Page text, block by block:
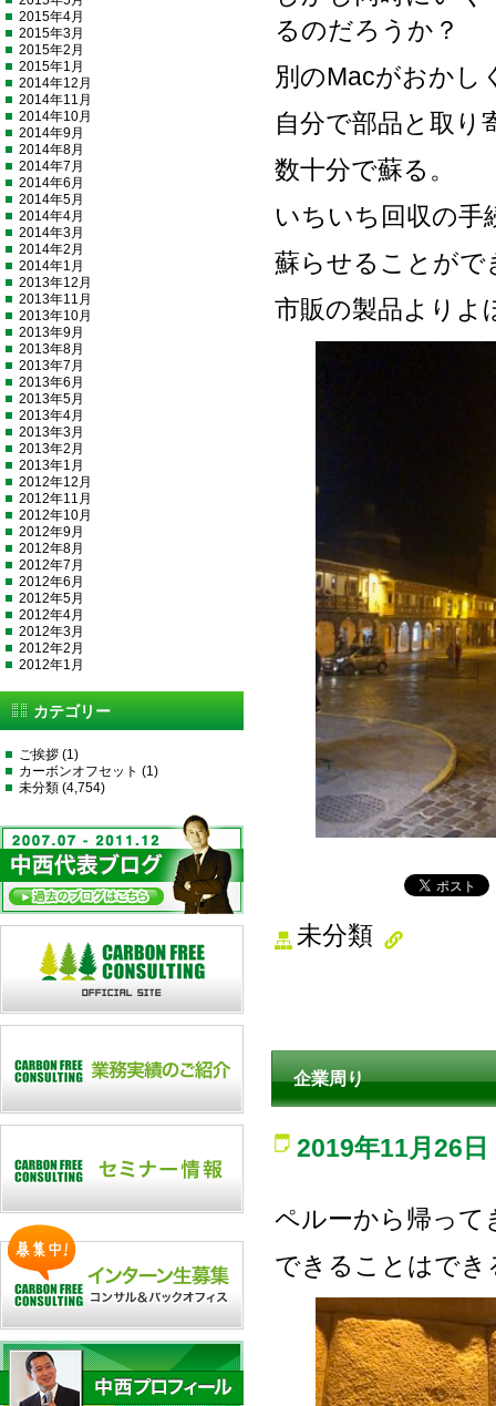
るのだろうか？
別のMacがおかし
自分で部品と取り
数十分で蘇る。
いちいち回収の
蘇らせることがで
市販の製品よりよ
未分類
企業周り
2019年11月26日
ペルーから帰って
できることはでき
2015年4月
2015年3月
2015年2月
2015年1月
2014年12月
2014年11月
2014年10月
2014年9月
2014年8月
2014年7月
2014年6月
2014年5月
2014年4月
2014年3月
2014年2月
2014年1月
2013年12月
2013年11月
2013年10月
2013年9月
2013年8月
2013年7月
2013年6月
2013年5月
2013年4月
2013年3月
2013年2月
2013年1月
2012年12月
2012年11月
2012年10月
2012年9月
2012年8月
2012年7月
2012年6月
2012年5月
2012年4月
2012年3月
2012年2月
2012年1月
カテゴリー
ご挨拶 (1)
カーボンオフセット (1)
未分類 (4,754)